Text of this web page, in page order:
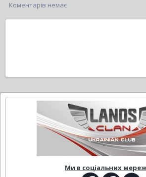
Коментарів немає
Ми в соціальних